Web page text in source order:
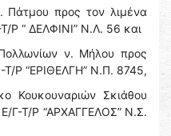
Πάτμου προς τον λιμένα
Ρ “ ΔΕΛΦΙΝΙ” Ν.Λ. 56 και
ν. Μήλου προς
Τ/Ρ “ΕΡΙΘΕΛΓΗ” Ν.Π. 8745,
Κουκουναριών Σκιάθου
Γ-Τ/Ρ “ΑΡΧΑΓΓΕΛΟΣ” Ν.Σ.